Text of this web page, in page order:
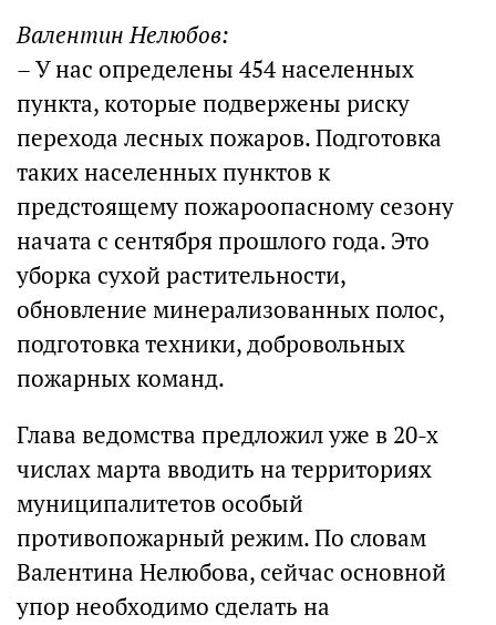
Валентин Нелюбов:
– У нас определены 454 населенных
пункта, которые подвержены риску
перехода лесных пожаров. Подготовка
таких населенных пунктов к
предстоящему пожароопасному сезону
начата с сентября прошлого года. Это
уборка сухой растительности,
обновление минерализованных полос,
подготовка техники, добровольных
пожарных команд.
Глава ведомства предложил уже в 20-х
числах марта вводить на территориях
муниципалитетов особый
противопожарный режим. По словам
Валентина Нелюбова, сейчас основной
упор необходимо сделать на